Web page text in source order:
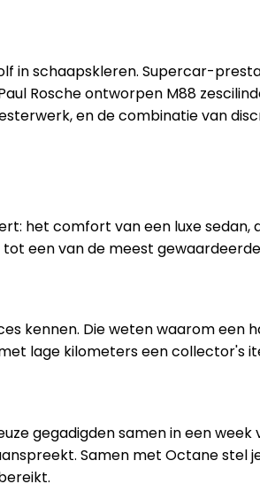
in schaapskleren. Supercar-
Rosche ontworpen M88
en de combinatie van
het comfort van een luxe
een van de meest
kennen. Die weten waarom een
lage kilometers een
gegadigden samen in een
Samen met Octane stel